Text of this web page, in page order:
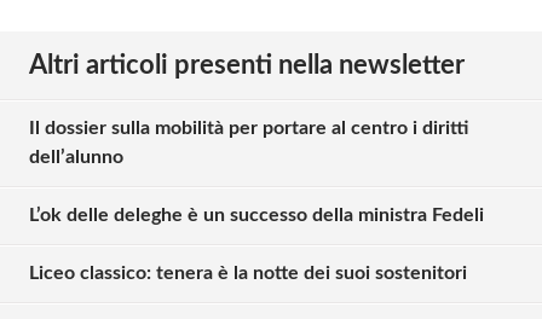
Altri articoli presenti nella newsletter
Il dossier sulla mobilità per portare al centro i diritti
dell’alunno
L’ok delle deleghe è un successo della ministra Fedeli
Liceo classico: tenera è la notte dei suoi sostenitori